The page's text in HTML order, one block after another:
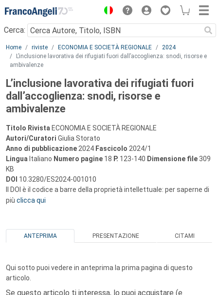
Menu
Cerca:
Main content
Home riviste ECONOMIA E SOCIETÀ REGIONALE
2024
L’inclusione lavorativa dei rifugiati fuori dall’accoglienza: snodi, risorse e
ambivalenze
L’inclusione lavorativa dei rifugiati fuori
dall’accoglienza: snodi, risorse e
ambivalenze
Titolo Rivista ECONOMIA E SOCIETÀ REGIONALE
Autori/Curatori Giulia Storato
Anno di pubblicazione 2024 Fascicolo 2024/1
Lingua Italiano Numero pagine 18 P. 123-140 Dimensione file 309
KB
DOI 10.3280/ES2024-001010
Il DOI è il codice a barre della proprietà intellettuale: per saperne di
più clicca qui
ANTEPRIMA PRESENTAZIONE CITAMI
Qui sotto puoi vedere in anteprima la prima pagina di questo
articolo.
Se questo articolo ti interessa, lo puoi acquistare (e